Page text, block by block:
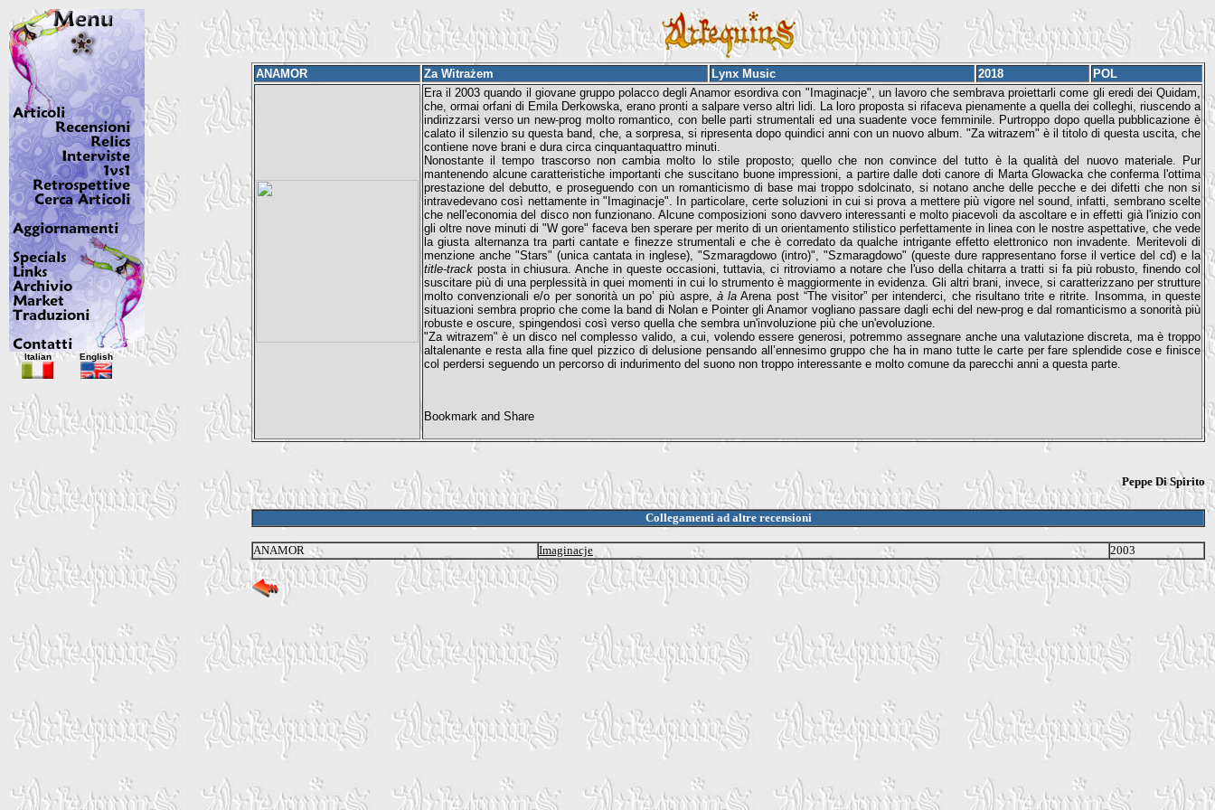
ANAMOR Za Witrażem Lynx Music 2018
POL
Era il 2003 quando il giovane gruppo polacco degli Anamor esordiva con "Imaginacje", un lavoro che sembrava proiettarli come gli eredi dei Quidam,
che, ormai orfani di Emila Derkowska, erano pronti a salpare verso altri lidi. La loro proposta si rifaceva pienamente a quella dei colleghi, riuscendo a
indirizzarsi verso un new-prog molto romantico, con belle parti strumentali ed una suadente voce femminile. Purtroppo dopo quella pubblicazione è
calato il silenzio su questa band, che, a sorpresa, si ripresenta dopo quindici anni con un nuovo album. "Za witrazem" è il titolo di questa uscita, che
contiene nove brani e dura circa cinquantaquattro minuti.
Nonostante il tempo trascorso non cambia molto lo stile proposto; quello che non convince del tutto è la qualità del nuovo materiale. Pur
mantenendo alcune caratteristiche importanti che suscitano buone impressioni, a partire dalle doti canore di Marta Glowacka che conferma l'ottima
prestazione del debutto, e proseguendo con un romanticismo di base mai troppo sdolcinato, si notano anche delle pecche e dei difetti che non si
intravedevano così nettamente in "Imaginacje". In particolare, certe soluzioni in cui si prova a mettere più vigore nel sound, infatti, sembrano scelte
che nell'economia del disco non funzionano. Alcune composizioni sono davvero interessanti e molto piacevoli da ascoltare e in effetti già l'inizio con
gli oltre nove minuti di "W gore" faceva ben sperare per merito di un orientamento stilistico perfettamente in linea con le nostre aspettative, che vede
la giusta alternanza tra parti cantate e finezze strumentali e che è corredato da qualche intrigante effetto elettronico non invadente. Meritevoli di
menzione anche "Stars" (unica cantata in inglese), "Szmaragdowo (intro)", "Szmaragdowo" (queste dure rappresentano forse il vertice del cd) e la
title-track posta in chiusura. Anche in queste occasioni, tuttavia, ci ritroviamo a notare che l'uso della chitarra a tratti si fa più robusto, finendo col
suscitare più di una perplessità in quei momenti in cui lo strumento è maggiormente in evidenza. Gli altri brani, invece, si caratterizzano per strutture
molto convenzionali e/o per sonorità un po’ più aspre, à la Arena post “The visitor” per intenderci, che risultano trite e ritrite. Insomma, in queste
situazioni sembra proprio che come la band di Nolan e Pointer gli Anamor vogliano passare dagli echi del new-prog e dal romanticismo a sonorità più
robuste e oscure, spingendosi così verso quella che sembra un'involuzione più che un'evoluzione.
"Za witrazem" è un disco nel complesso valido, a cui, volendo essere generosi, potremmo assegnare anche una valutazione discreta, ma è troppo
altalenante e resta alla fine quel pizzico di delusione pensando all’ennesimo gruppo che ha in mano tutte le carte per fare splendide cose e finisce
col perdersi seguendo un percorso di indurimento del suono non troppo interessante e molto comune da parecchi anni a questa parte.
Peppe Di Spirito
Collegamenti ad altre recensioni
ANAMOR Imaginacje 2003
Italian English